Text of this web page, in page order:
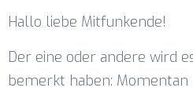
Hallo liebe Mitfunkende!
Der eine oder andere wird
bemerkt haben: Momentan